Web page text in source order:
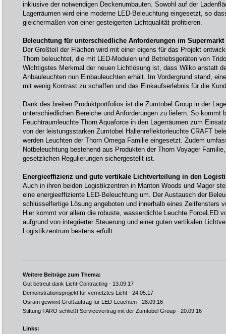
inklusive der notwendigen Deckenumbauten. Sowohl auf der
Lagerräumen wird eine moderne LED-Beleuchtung eingesetzt, so
gleichermaßen von einer gesteigerten Lichtqualität profitieren.
Beleuchtung für unterschiedliche Anforderungen im Supermarkt
Der Großteil der Flächen wird mit einer eigens für das Projekt
Thorn beleuchtet, die mit LED-Modulen und Betriebsgeräten von
Wichtigstes Merkmal der neuen Lichtlösung ist, dass Wilko anstatt
Anbauleuchten nun Einbauleuchten erhält. Im Vordergrund stand,
mit wenig Kontrast zu schaffen und das Einkaufserlebnis für die
Dank des breiten Produktportfolios ist die Zumtobel Group in der
unterschiedlichen Bereiche und Anforderungen zu liefern. So kommt
Feuchtraumleuchte Thorn Aquaforce in den Lagerräumen zum
von der leistungsstarken Zumtobel Hallenreflektorleuchte CRAFT
werden Leuchten der Thorn Omega Familie eingesetzt. Zudem
Notbeleuchtung bestehend aus Produkten der Thorn Voyager
gesetzlichen Regulierungen sichergestellt ist.
Energieeffizienz und gute vertikale Lichtverteilung in den
Auch in ihren beiden Logistikzentren in Manton Woods und Magor
eine energieeffiziente LED-Beleuchtung um. Der Austausch der
schlüsselfertige Lösung angeboten und innerhalb eines Zeitfensters
Hier kommt vor allem die robuste, wasserdichte Leuchte ForceLED
aufgrund von integrierter Steuerung und einer guten vertikalen
Logistikzentrum bestens erfüllt.
Weitere Beiträge zum Thema:
Gut betreut dank Licht-Contracting - 13.09.17
Demonstrationsprojekt für vernetztes Licht - 24.05.17
Osram gewinnt Großauftrag für LED-Leuchten - 28.09.16
Stiftung FARO schließt Servicevertrag mit der Zumtobel Group - 20.09.16
Links: